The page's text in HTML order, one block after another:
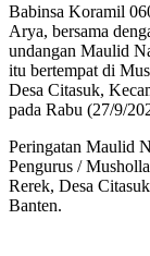
Babinsa Koramil
Arya, bersama
undangan Maulid
itu bertempat di
Desa Citasuk,
pada Rabu (27/9/
Peringatan Maulid
Pengurus /
Rerek, Desa
Banten.